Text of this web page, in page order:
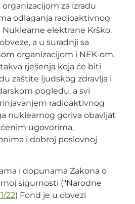
za izradu
odlaganja radioaktivnog
elektrane Krško.
a u suradnji sa
organizacijom i NEK-om,
rješenja koja će biti
zaštite ljudskog zdravlja i
pogledu, a svi
radioaktivnog
nuklearnog goriva obavljat
ugovorima,
i dobroj poslovnoj
i dopunama Zakona o
sigurnosti (“Narodne
22) Fond je u obvezi